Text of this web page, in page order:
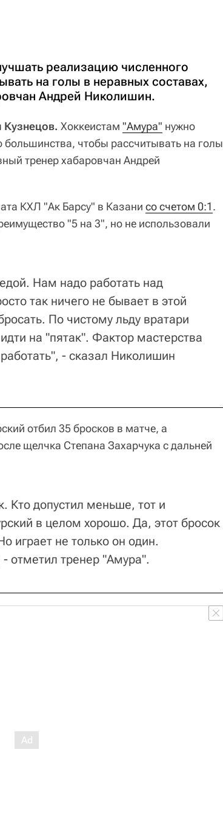
реализацию численного
на голы в неравных составах,
Андрей Николишин.
Кузнецов. Хоккеистам "Амура" нужно
чтобы рассчитывать на голы
тренер хабаровчан Андрей
КХЛ "Ак Барсу" в Казани со счетом 0:1.
"5 на 3", но не использовали
Нам надо работать над
так ничего не бывает в этой
По чистому льду вратари
на "пятак". Фактор мастерства
- сказал Николишин
отбил 35 бросков в матче, а
щелчка Степана Захарчука с дальней
Кто допустил меньше, тот и
в целом хорошо. Да, этот бросок
играет не только он один.
отметил тренер "Амура".